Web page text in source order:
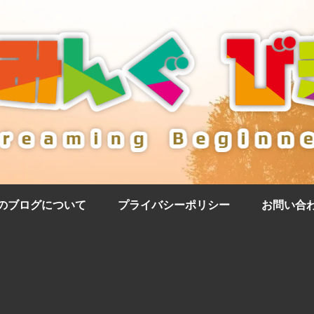
ブログについて プライバシーポリシー お問い合